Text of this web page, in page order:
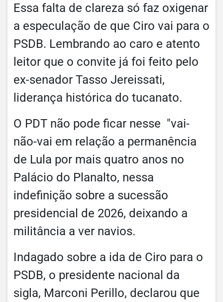
Essa falta de clareza só faz oxigenar
a especulação de que Ciro vai para o
PSDB. Lembrando ao caro e atento
leitor que o convite já foi feito pelo
ex-senador Tasso Jereissati,
liderança histórica do tucanato.
O PDT não pode ficar nesse "vai-
não-vai em relação a permanência
de Lula por mais quatro anos no
Palácio do Planalto, nessa
indefinição sobre a sucessão
presidencial de 2026, deixando a
militância a ver navios.
Indagado sobre a ida de Ciro para o
PSDB, o presidente nacional da
sigla, Marconi Perillo, declarou que